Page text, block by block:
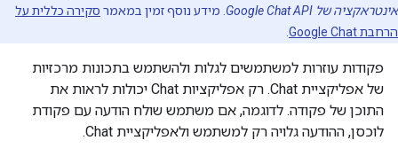
אינטראקציה של Google Chat API
. מידע נוסף זמין במאמר סקירה כללית על
הרחבת Google Chat
פקודות עוזרות למשתמשים לגלות ולהשתמש בתכונות מרכזיות
של אפליקציית Chat. רק אפליקציות Chat יכולות לראות את
התוכן של פקודה. לדוגמה, אם משתמש שולח הודעה עם פקודת
לוכסן, ההודעה גלויה רק למשתמש ולאפליקציית Chat.